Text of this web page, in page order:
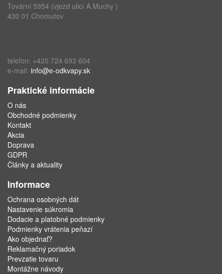
Tovární 5954 (vjezd ulicí A.Muchy )
430 01 Chomutov
telefon: +420 724 693 604
e-mail: info@e-odkvapy.sk
Praktické informácie
O nás
Obchodné podmienky
Kontakt
Akcia
Doprava
GDPR
Články a aktuality
Informace
Ochrana osobných dát
Nastavenie súkromia
Dodacie a platobné podmienky
Podmienky vrátenia peňazí
Ako objednať?
Reklamačný poriadok
Prevzatie tovaru
Montážne návody